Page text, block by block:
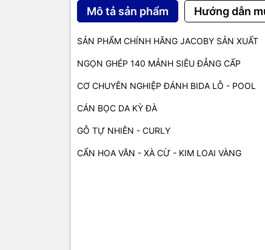
Mô tả sản phẩm Hướng dẫn
SẢN PHẨM CHÍNH HÃNG JACOBY SẢN XUẤT
NGỌN GHÉP 140 MẢNH SIÊU ĐẲNG CẤP
CƠ CHUYÊN NGHIỆP ĐÁNH BIDA LỖ - POOL
CÁN BỌC DA KỲ ĐÀ
GỖ TỰ NHIÊN - CURLY
CẨN HOA VĂN - XÀ CỪ - KIM LOAI VÀNG